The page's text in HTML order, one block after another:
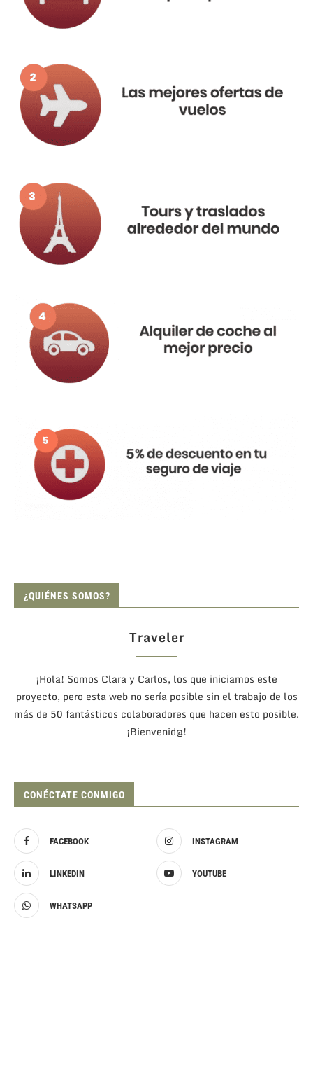
¿QUIÉNES SOMOS?
Traveler
¡Hola! Somos Clara y Carlos, los que iniciamos este
proyecto, pero esta web no sería posible sin el trabajo de los
más de 50 fantásticos colaboradores que hacen esto posible.
¡Bienvenid@!
CONÉCTATE CONMIGO
FACEBOOK INSTAGRAM
LINKEDIN YOUTUBE
WHATSAPP